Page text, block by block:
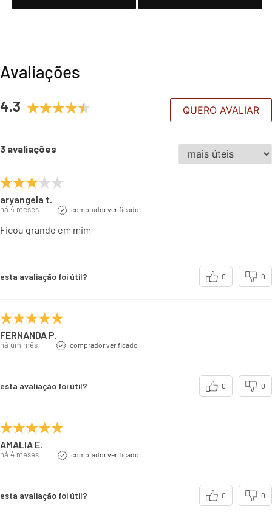
Avaliações
4.3 QUERO AVALIAR
3 avaliações
aryangela t.
há 4 meses comprador verificado
Ficou grande em mim
esta avaliação foi útil? 0 0
FERNANDA P.
há um mês comprador verificado
esta avaliação foi útil? 0 0
AMALIA E.
há 4 meses comprador verificado
esta avaliação foi útil? 0 0